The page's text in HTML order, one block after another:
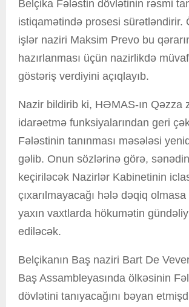
Belçika Fələstin dövlətinin rəsmi
istiqamətində prosesi sürətləndirir.
işlər naziri Maksim Prevo bu
hazırlanması üçün nazirlikdə
göstəriş verdiyini açıqlayıb.
Nazir bildirib ki, HƏMAS-ın Qəzza
idarəetmə funksiyalarından geri
Fələstinin tanınması məsələsi
gəlib. Onun sözlərinə görə,
keçiriləcək Nazirlər Kabinetinin
çıxarılmayacağı hələ dəqiq
yaxın vaxtlarda hökumətin
ediləcək.
Belçikanın Baş naziri Bart De
Baş Assambleyasında ölkəsinin
dövlətini tanıyacağını bəyan